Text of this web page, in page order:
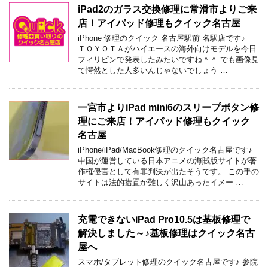
iPad2のガラス交換修理に常滑市よりご来
店！アイパッド修理もクイック名古屋
iPhone 修理のクイック 名古屋駅前 名駅店です♪
ＴＯＹＯＴＡがハイエースの海外向けモデルを今日
フィリピンで発表したみたいですね＾＾ でも画像見
て愕然とした人多いんじゃないでしょう …
一宮市よりiPad mini6のスリープボタン修
理にご来店！アイパッド修理もクイック
名古屋
iPhone/iPad/MacBook修理のクイック名古屋です♪
中国が運営している日本アニメの海賊版サイトが著
作権侵害として有罪判決が出たそうです。 この手の
サイトは法的措置が難しく沢山あったイメー …
充電できないiPad Pro10.5は基板修理で
解決しました～♪基板修理はクイック名古
屋へ
スマホ/タブレット修理のクイック名古屋です♪ 参院